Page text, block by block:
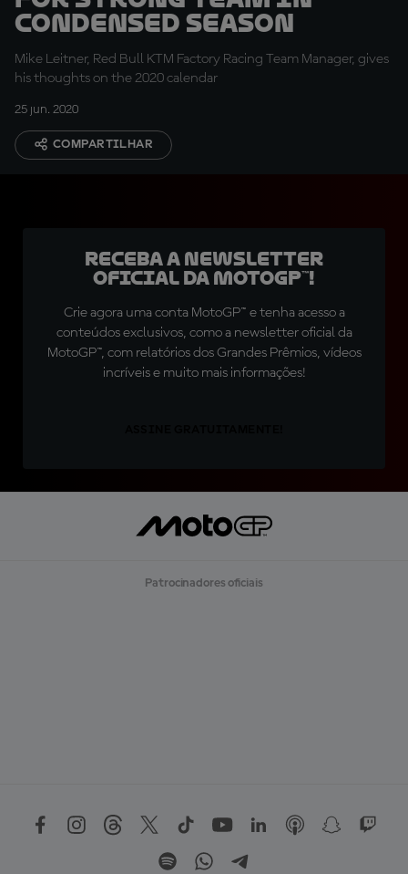
condensed season
Mike Leitner, Red Bull KTM Factory Racing Team Manager, gives
his thoughts on the 2020 calendar
25 jun. 2020
COMPARTILHAR
Receba a newsletter
oficial da MotoGP™!
Crie agora uma conta MotoGP™ e tenha acesso a
conteúdos exclusivos, como a newsletter oficial da
MotoGP™, com relatórios dos Grandes Prêmios, vídeos
incríveis e muito mais informações!
Patrocinadores oficiais